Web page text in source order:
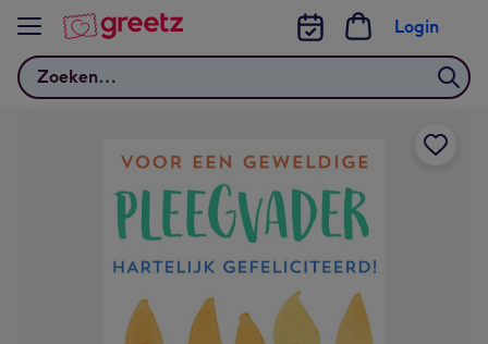
Bekijk meer
Zoeken
Login